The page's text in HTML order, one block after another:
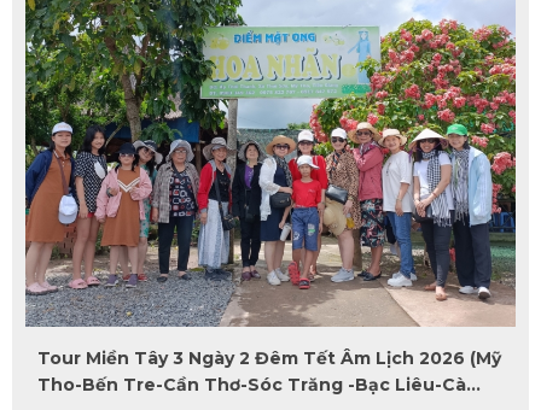
Tour Miền Tây 3 Ngày 2 Đêm Tết Âm Lịch 2026 (Mỹ
Tho-Bến Tre-Cần Thơ-Sóc Trăng -Bạc Liêu-Cà